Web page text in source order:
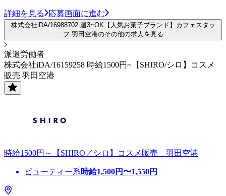
詳細を見る 応募画面に進む
株式会社iDA/16988702 週3~OK【人気お菓子ブランド】カフェスタッ
フ 羽田空港のその他の求人を見る
派遣労働者
株式会社iDA/16159258 時給1500円~【SHIRO/シロ】コスメ
販売 羽田空港
時給1500円～【SHIRO／シロ】コスメ販売 羽田空港
ビューティー系時給1,500円〜1,550円